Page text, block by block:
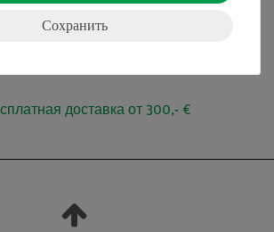
доставка от 300,- €
Сохранить